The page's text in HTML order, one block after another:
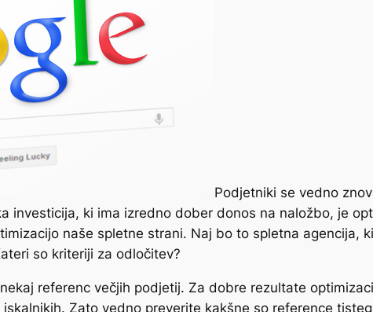
Podjetniki se vedno
investicija, ki ima izredno dober donos na naložbo, je
naše spletne strani. Naj bo to spletna agencija,
so kriteriji za odločitev?
referenc večjih podjetij. Za dobre rezultate
Zato vedno preverite kakšne so reference